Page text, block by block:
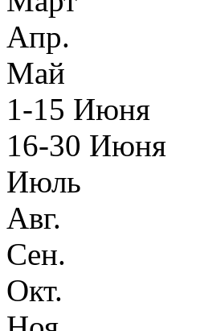
Апр.
Май
1-15 Июня
16-30 Июня
Июль
Авг.
Сен.
Окт.